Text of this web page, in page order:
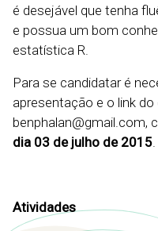
é desejável que tenha
e possua um bom
estatística R.
Para se candidatar é
apresentação e o link
benphalan@gmail.com,
dia 03 de julho de 2015.
Atividades